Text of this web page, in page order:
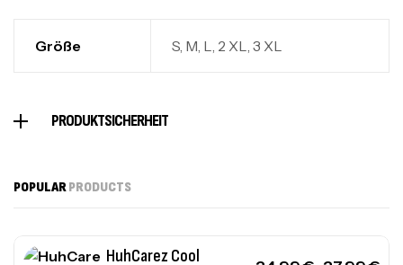
Größe S, M, L, 2 XL, 3 XL
PRODUKTSICHERHEIT
POPULARPRODUCTS
HuhCarez Cool